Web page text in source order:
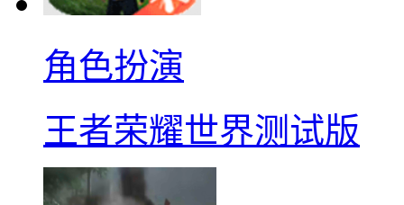
角色扮演
王者荣耀世界测试版